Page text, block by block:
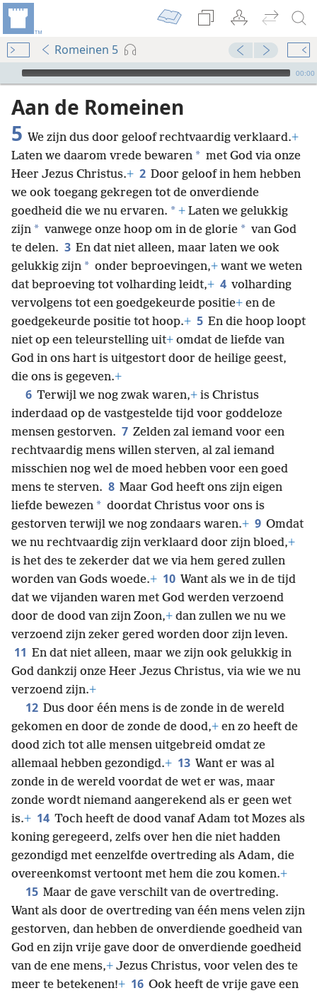
Romeinen 5
Audio Player
00:00
Aan de Romeinen
5 We zijn dus door geloof rechtvaardig verklaard.+
Laten we daarom vrede bewaren * met God via onze
Heer Jezus Christus.+ 2 Door geloof in hem hebben
we ook toegang gekregen tot de onverdiende
goedheid die we nu ervaren. * + Laten we gelukkig
zijn * vanwege onze hoop om in de glorie * van God
te delen. 3 En dat niet alleen, maar laten we ook
gelukkig zijn * onder beproevingen,+ want we weten
dat beproeving tot volharding leidt,+ 4 volharding
vervolgens tot een goedgekeurde positie+ en de
goedgekeurde positie tot hoop.+ 5 En die hoop loopt
niet op een teleurstelling uit+ omdat de liefde van
God in ons hart is uitgestort door de heilige geest,
die ons is gegeven.+
6 Terwijl we nog zwak waren,+ is Christus
inderdaad op de vastgestelde tijd voor goddeloze
mensen gestorven. 7 Zelden zal iemand voor een
rechtvaardig mens willen sterven, al zal iemand
misschien nog wel de moed hebben voor een goed
mens te sterven. 8 Maar God heeft ons zijn eigen
liefde bewezen * doordat Christus voor ons is
gestorven terwijl we nog zondaars waren.+ 9 Omdat
we nu rechtvaardig zijn verklaard door zijn bloed,+
is het des te zekerder dat we via hem gered zullen
worden van Gods woede.+ 10 Want als we in de tijd
dat we vijanden waren met God werden verzoend
door de dood van zijn Zoon,+ dan zullen we nu we
verzoend zijn zeker gered worden door zijn leven.
11 En dat niet alleen, maar we zijn ook gelukkig in
God dankzij onze Heer Jezus Christus, via wie we nu
verzoend zijn.+
12 Dus door één mens is de zonde in de wereld
gekomen en door de zonde de dood,+ en zo heeft de
dood zich tot alle mensen uitgebreid omdat ze
allemaal hebben gezondigd.+ 13 Want er was al
zonde in de wereld voordat de wet er was, maar
zonde wordt niemand aangerekend als er geen wet
is.+ 14 Toch heeft de dood vanaf Adam tot Mozes als
koning geregeerd, zelfs over hen die niet hadden
gezondigd met eenzelfde overtreding als Adam, die
overeenkomst vertoont met hem die zou komen.+
15 Maar de gave verschilt van de overtreding.
Want als door de overtreding van één mens velen zijn
gestorven, dan hebben de onverdiende goedheid van
God en zijn vrije gave door de onverdiende goedheid
van de ene mens,+ Jezus Christus, voor velen des te
meer te betekenen!+ 16 Ook heeft de vrije gave een